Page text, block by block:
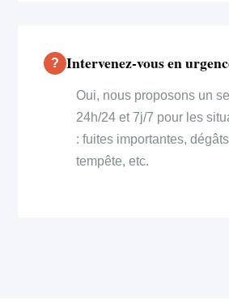
Intervenez-vous en
Oui, nous proposons un
24h/24 et 7j/7 pour les
: fuites importantes,
tempête, etc.